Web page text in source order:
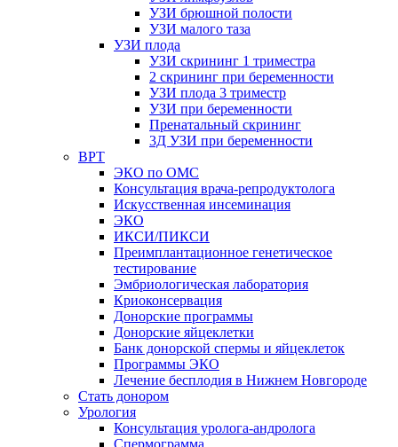
УЗИ брюшной полости
УЗИ малого таза
УЗИ плода
УЗИ скрининг 1 триместра
2 скрининг при беременности
УЗИ плода 3 триместр
УЗИ при беременности
Пренатальный скрининг
3Д УЗИ при беременности
ВРТ
ЭКО по ОМС
Консультация врача-репродуктолога
Искусственная инсеминация
ЭКО
ИКСИ/ПИКСИ
Преимплантационное генетическое
тестирование
Эмбриологическая лаборатория
Криоконсервация
Донорские программы
Донорские яйцеклетки
Банк донорской спермы и яйцеклеток
Программы ЭКО
Лечение бесплодия в Нижнем Новгороде
Стать донором
Урология
Консультация уролога-андролога